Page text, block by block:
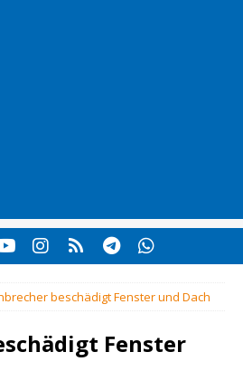
beschädigt Fenster und Dach
Fenster